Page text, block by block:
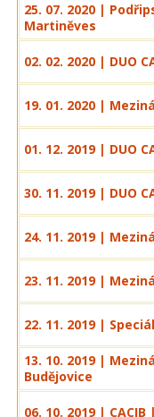
25. 07. 2020 |
Martiněves
02. 02. 2020 | DUO
19. 01. 2020 |
01. 12. 2019 | DUO
30. 11. 2019 | DUO
24. 11. 2019 |
23. 11. 2019 |
22. 11. 2019 |
13. 10. 2019 |
Budějovice
06. 10. 2019 |